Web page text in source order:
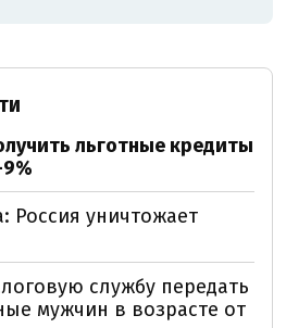
льготные кредиты
Россия уничтожает
службу передать
мужчин в возрасте от